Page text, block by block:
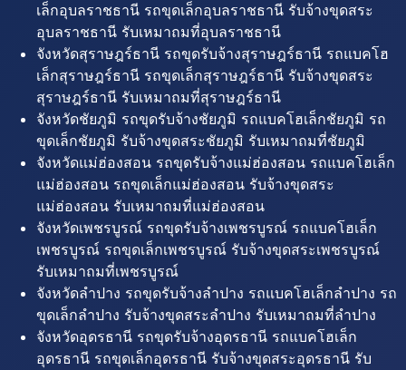
เล็กอุบลราชธานี รถขุดเล็กอุบลราชธานี รับจ้างขุดสระ
อุบลราชธานี รับเหมาถมที่อุบลราชธานี
จังหวัดสุราษฎร์ธานี รถขุดรับจ้างสุราษฎร์ธานี รถแบคโฮ
เล็กสุราษฎร์ธานี รถขุดเล็กสุราษฎร์ธานี รับจ้างขุดสระ
สุราษฎร์ธานี รับเหมาถมที่สุราษฎร์ธานี
จังหวัดชัยภูมิ รถขุดรับจ้างชัยภูมิ รถแบคโฮเล็กชัยภูมิ รถ
ขุดเล็กชัยภูมิ รับจ้างขุดสระชัยภูมิ รับเหมาถมที่ชัยภูมิ
จังหวัดแม่ฮ่องสอน รถขุดรับจ้างแม่ฮ่องสอน รถแบคโฮเล็ก
แม่ฮ่องสอน รถขุดเล็กแม่ฮ่องสอน รับจ้างขุดสระ
แม่ฮ่องสอน รับเหมาถมที่แม่ฮ่องสอน
จังหวัดเพชรบูรณ์ รถขุดรับจ้างเพชรบูรณ์ รถแบคโฮเล็ก
เพชรบูรณ์ รถขุดเล็กเพชรบูรณ์ รับจ้างขุดสระเพชรบูรณ์
รับเหมาถมที่เพชรบูรณ์
จังหวัดลำปาง รถขุดรับจ้างลำปาง รถแบคโฮเล็กลำปาง รถ
ขุดเล็กลำปาง รับจ้างขุดสระลำปาง รับเหมาถมที่ลำปาง
จังหวัดอุดรธานี รถขุดรับจ้างอุดรธานี รถแบคโฮเล็ก
อุดรธานี รถขุดเล็กอุดรธานี รับจ้างขุดสระอุดรธานี รับ